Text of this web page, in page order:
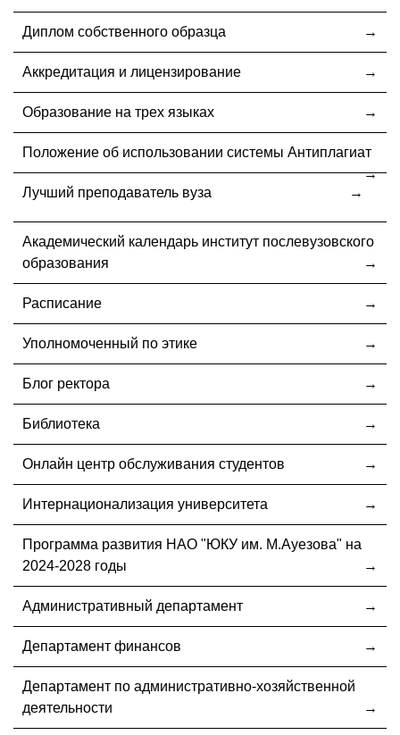
Диплом собственного образца
Аккредитация и лицензирование
Образование на трех языках
Положение об использовании системы Антиплагиат
Лучший преподаватель вуза
Академический календарь институт послевузовского
образования
Расписание
Уполномоченный по этике
Блог ректора
Библиотека
Онлайн центр обслуживания студентов
Интернационализация университета
Программа развития НАО "ЮКУ им. М.Ауезова" на
2024-2028 годы
Административный департамент
Департамент финансов
Департамент по административно-хозяйственной
деятельности